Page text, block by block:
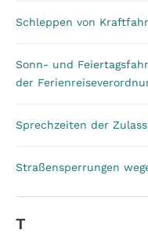
Schleppen von
Sonn- und
der
Sprechzeiten der
Straßensperrungen
T